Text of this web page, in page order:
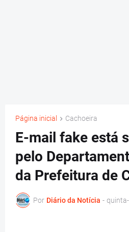
Página inicial Cachoeira
E-mail fake está
pelo
da Prefeitura de
Por Diário da Notícia -